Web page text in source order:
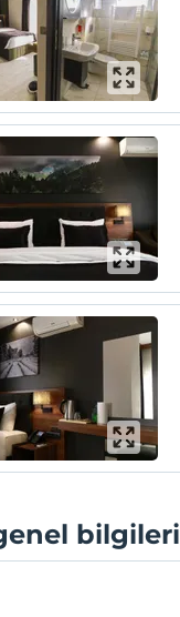
bilgileri